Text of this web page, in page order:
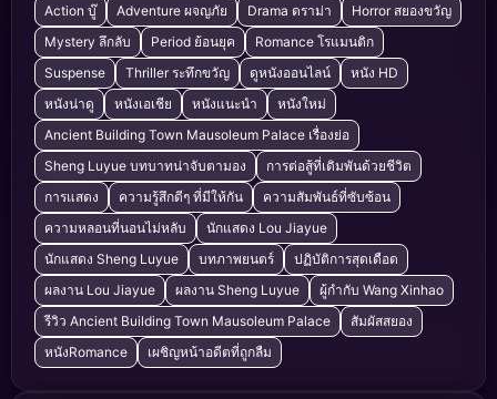
Action บู๊ Adventure ผจญภัย Drama ดราม่า
Horror สยองขวัญ
Mystery ลึกลับ
Period ย้อนยุค
Romance โรแมนติก
Suspense
Thriller ระทึกขวัญ ดูหนังออนไลน์
หนัง HD
หนังน่าดู
หนังเอเชีย หนังแนะนำ
หนังใหม่
Ancient Building Town Mausoleum Palace เรื่องย่อ
Sheng Luyue บทบาทน่าจับตามอง
การต่อสู้ที่เดิมพันด้วยชีวิต
การแสดง
ความรู้สึกดีๆ ที่มีให้กัน
ความสัมพันธ์ที่ซับซ้อน
ความหลอนที่นอนไม่หลับ
นักแสดง Lou Jiayue
นักแสดง Sheng Luyue
บทภาพยนตร์
ปฏิบัติการสุดเดือด
ผลงาน Lou Jiayue
ผลงาน Sheng Luyue
ผู้กำกับ Wang Xinhao
รีวิว Ancient Building Town Mausoleum Palace
สัมผัสสยอง
หนังRomance
เผชิญหน้าอดีตที่ถูกลืม